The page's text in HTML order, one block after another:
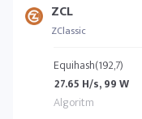
ZCL
ZClassic
Equihash(192,7)
27.65 H/s, 99 W